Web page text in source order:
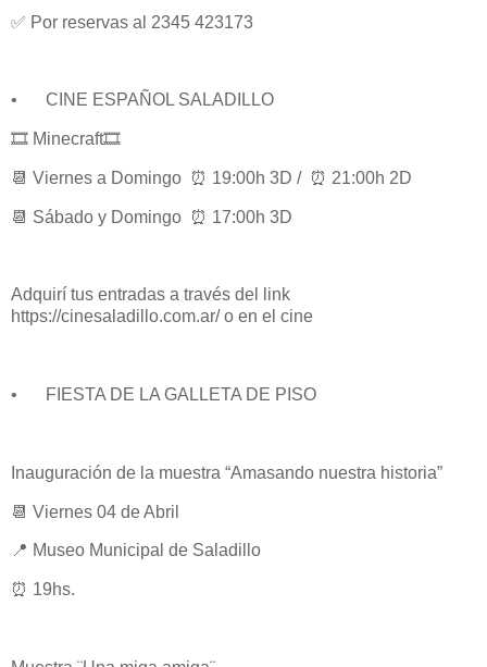
✅ Por reservas al 2345 423173
• CINE ESPAÑOL SALADILLO
🎞️ Minecraft🎞️
📆 Viernes a Domingo ⏰ 19:00h 3D / ⏰ 21:00h 2D
📆 Sábado y Domingo ⏰ 17:00h 3D
Adquirí tus entradas a través del link
https://cinesaladillo.com.ar/ o en el cine
• FIESTA DE LA GALLETA DE PISO
Inauguración de la muestra “Amasando nuestra historia”
📆 Viernes 04 de Abril
📍 Museo Municipal de Saladillo
⏰ 19hs.